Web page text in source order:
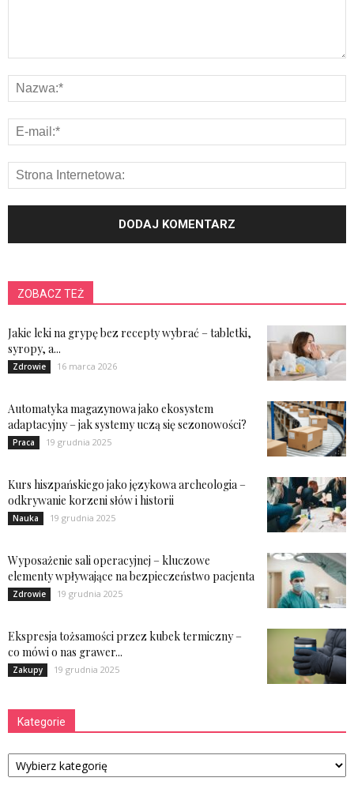
ZOBACZ TEŻ
Jakie leki na grypę bez recepty wybrać – tabletki,
syropy, a...
Zdrowie 16 marca 2026
Automatyka magazynowa jako ekosystem
adaptacyjny – jak systemy uczą się sezonowości?
Praca 19 grudnia 2025
Kurs hiszpańskiego jako językowa archeologia –
odkrywanie korzeni słów i historii
Nauka 19 grudnia 2025
Wyposażenie sali operacyjnej – kluczowe
elementy wpływające na bezpieczeństwo pacjenta
Zdrowie 19 grudnia 2025
Ekspresja tożsamości przez kubek termiczny –
co mówi o nas grawer...
Zakupy 19 grudnia 2025
Kategorie
Kategorie